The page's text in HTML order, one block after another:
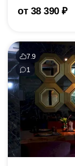
от 38 390 ₽
7.9
1